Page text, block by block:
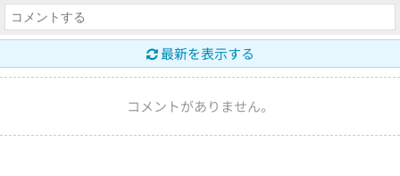
最新を表示する
コメントがありません。